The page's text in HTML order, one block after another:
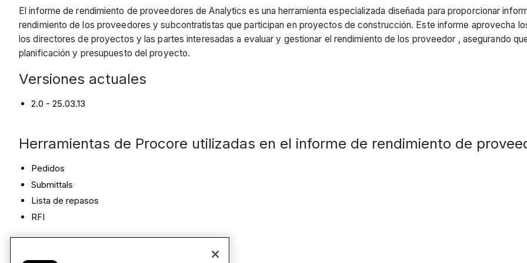
El informe de rendimiento de proveedores de Analytics es una herramienta especializada diseñada para proporcionar
rendimiento de los proveedores y subcontratistas que participan en proyectos de construcción. Este informe aprovecha
los directores de proyectos y las partes interesadas a evaluar y gestionar el rendimiento de los proveedor , asegurando
planificación y presupuesto del proyecto.
Versiones actuales
2.0 - 25.03.13
Herramientas de Procore utilizadas en el informe de rendimiento de
Pedidos
Submittals
Lista de repasos
RFI
Páginas de informe